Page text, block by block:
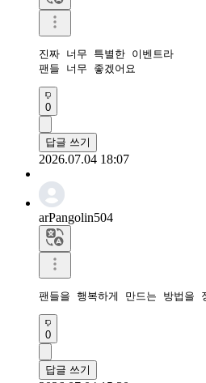
진짜 너무 특별한 이벤트라
팬들 너무 좋겠어요
0
답글 쓰기
2026.07.04 18:07
arPangolin504
팬들을 행복하게 만드는 방법
0
답글 쓰기